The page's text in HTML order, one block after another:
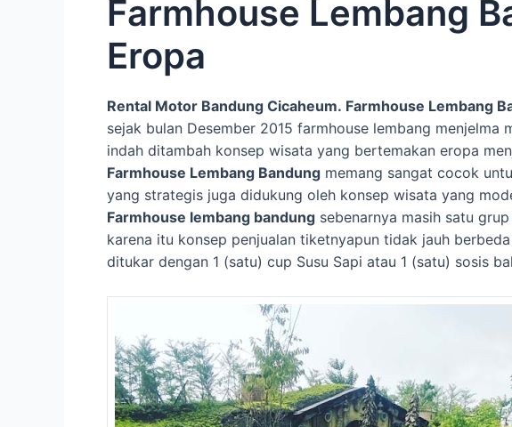
Farmhouse Lembang
Eropa
Rental Motor Bandung Cicaheum. Farmhouse Lembang
sejak bulan Desember 2015 farmhouse lembang
indah ditambah konsep wisata yang bertemakan eropa
Farmhouse Lembang Bandung memang sangat cocok
yang strategis juga didukung oleh konsep wisata yang
Farmhouse lembang bandung sebenarnya masih satu
karena itu konsep penjualan tiketnyapun tidak jauh
ditukar dengan 1 (satu) cup Susu Sapi atau 1 (satu) sosis